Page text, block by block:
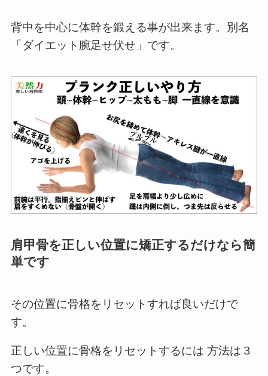
背中を中心に体幹を鍛える事が出来ます。別名
「ダイエット腕足せ伏せ」です。
肩甲骨を正しい位置に矯正するだけなら簡
単です
その位置に骨格をリセットすれば良いだけで
す。
正しい位置に骨格をリセットするには 方法は３
つです。